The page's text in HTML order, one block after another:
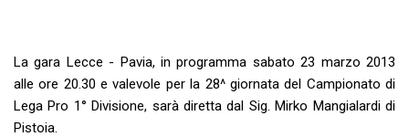
La gara Lecce - Pavia, in programma sabato 23 marzo 2013
alle ore 20.30 e valevole per la 28^ giornata del Campionato di
Lega Pro 1° Divisione, sarà diretta dal Sig. Mirko Mangialardi di
Pistoia.